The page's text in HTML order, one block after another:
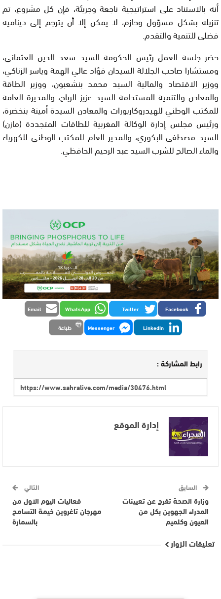
أنه بالاستناد على استراتيجية ناجعة وجريئة، فإن كل مشروع، تم
تنزيله بشكل مسؤول وحازم، لا يمكن إلا أن يترجم إلى دينامية
فضلى للتنمية والتقدم.
حضر جلسة العمل رئيس الحكومة السيد سعد الدين العثماني،
ومستشارا صاحب الجلالة السيدان فؤاد عالي الهمة وياسر الزناكي،
ووزير الاقتصاد والمالية السيد محمد بنشعبون، ووزير الطاقة
والمعادن والتنمية المستدامة السيد عزيز الرباح، والمديرة العامة
للمكتب الوطني للهيدروكاربورات والمعادن السيدة أمينة بنخضرة،
ورئيس مجلس إدارة الوكالة المغربية للطاقات المتجددة (مازن)
السيد مصطفى البكوري، والمدير العام للمكتب الوطني للكهرباء
والماء الصالح للشرب السيد عبد الرحيم الحافظي.
Facebook
Twitter
WhatsApp
Email
LinkedIn
Messenger طباعة
رابط المشاركة :
إدارة الموقع
السابق
وزارة الصحة تفرج عن تعيينات
المدراء الجهوين بكل من
العيون وكلميم
التالي
فعاليات اليوم الاول من
مهرجان تاغروين خيمة التسامح
بالسمارة
تعليقات الزوار